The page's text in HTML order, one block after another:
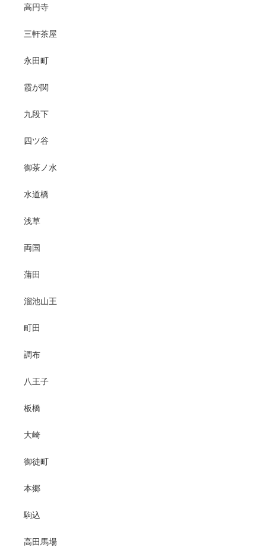
高円寺
三軒茶屋
永田町
霞が関
九段下
四ツ谷
御茶ノ水
水道橋
浅草
両国
蒲田
溜池山王
町田
調布
八王子
板橋
大崎
御徒町
本郷
駒込
高田馬場